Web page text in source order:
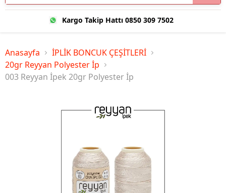
Kargo Takip Hattı 0850 309 7502
Anasayfa
İPLİK BONCUK ÇEŞİTLERİ
20gr Reyyan Polyester İp
003 Reyyan İpek 20gr Polyester İp